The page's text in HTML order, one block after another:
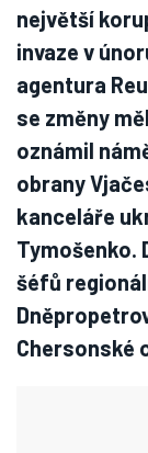
největší
invaze v
agentura
se změny
oznámil
obrany
kanceláře
Tymošenko.
šéfů
Chersonské